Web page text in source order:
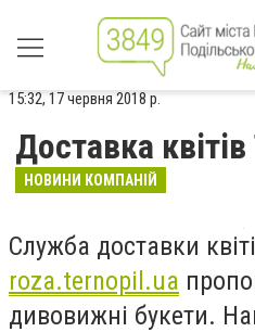
15:32, 17 червня 2018 р.
Доставка
НОВИНИ КОМПАНІЙ
Служба доставки
roza.ternopil .ua
дивовижні букети.